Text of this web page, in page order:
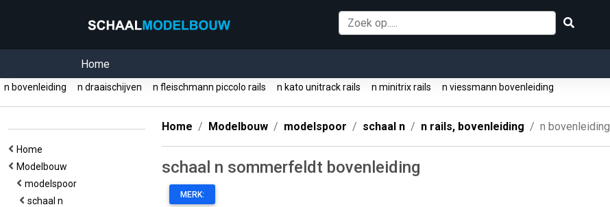
Home
n bovenleiding n draaischijven n fleischmann piccolo rails n kato unitrack rails n minitrix rails n viessmann bovenleiding
Home
Modelbouw
modelspoor
schaal n
Home Modelbouw modelspoor schaal n n rails, bovenleiding n bovenleiding
schaal n sommerfeldt bovenleiding
MERK: